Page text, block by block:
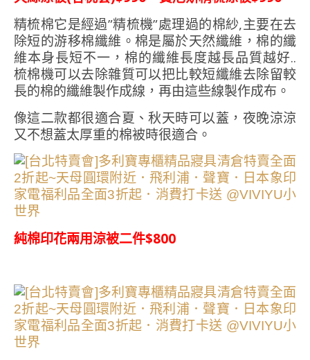
精梳棉它是經過”精梳機”處理過的棉紗,主要在去
除短的游移棉纖維。棉是屬於天然纖維，棉的纖
維本身長短不一，棉的纖維長度越長品質越好..
梳棉機可以去除雜質可以把比較短纖維去除留較
長的棉的纖維製作成線，再由這些線製作成布。
像這二款都很適合夏、秋天時可以蓋，夜晚涼涼
又不想蓋太厚重的棉被時很適合。
純棉印花兩用涼被二件$800